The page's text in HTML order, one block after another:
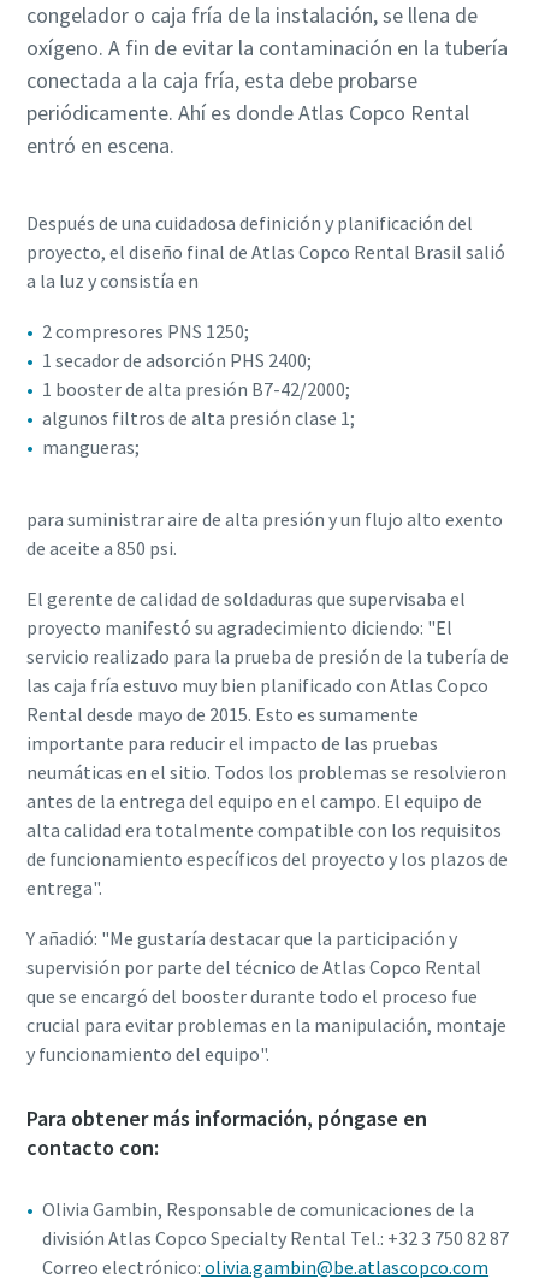
congelador o caja fría de la instalación, se llena de
oxígeno. A fin de evitar la contaminación en la tubería
conectada a la caja fría, esta debe probarse
periódicamente. Ahí es donde Atlas Copco Rental
entró en escena.
Después de una cuidadosa definición y planificación del
proyecto, el diseño final de Atlas Copco Rental Brasil salió
a la luz y consistía en
2 compresores PNS 1250;
1 secador de adsorción PHS 2400;
1 booster de alta presión B7-42/2000;
algunos filtros de alta presión clase 1;
mangueras;
para suministrar aire de alta presión y un flujo alto exento
de aceite a 850 psi.
El gerente de calidad de soldaduras que supervisaba el
proyecto manifestó su agradecimiento diciendo: "El
servicio realizado para la prueba de presión de la tubería de
las caja fría estuvo muy bien planificado con Atlas Copco
Rental desde mayo de 2015. Esto es sumamente
importante para reducir el impacto de las pruebas
neumáticas en el sitio. Todos los problemas se resolvieron
antes de la entrega del equipo en el campo. El equipo de
alta calidad era totalmente compatible con los requisitos
de funcionamiento específicos del proyecto y los plazos de
entrega".
Y añadió: "Me gustaría destacar que la participación y
supervisión por parte del técnico de Atlas Copco Rental
que se encargó del booster durante todo el proceso fue
crucial para evitar problemas en la manipulación, montaje
y funcionamiento del equipo".
Para obtener más información, póngase en
contacto con:
Olivia Gambin, Responsable de comunicaciones de la
división Atlas Copco Specialty Rental Tel.: +32 3 750 82 87
Correo electrónico: olivia.gambin@be.atlascopco.com